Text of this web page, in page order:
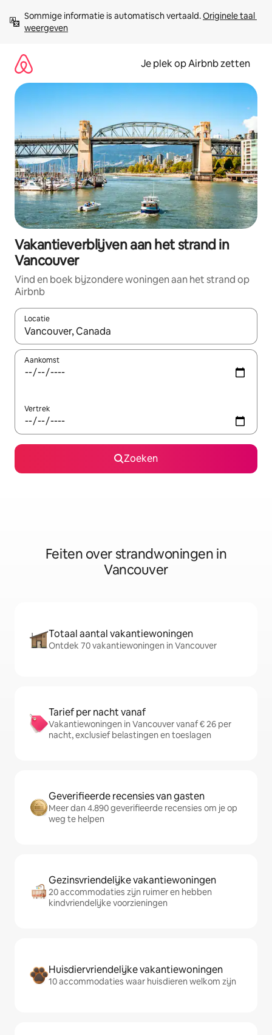
direct
naar
Sommige informatie is automatisch vertaald. Originele taal
weergeven
Je plek op Airbnb zetten
Vakantieverblijven aan het strand in
Vancouver
Vind en boek bijzondere woningen aan het strand op
Airbnb
Locatie
Wanneer er resultaten beschikbaar zijn, maak je een keuze
Aankomst
Vertrek
Zoeken
Feiten over strandwoningen in
Vancouver
Totaal aantal vakantiewoningen
Ontdek 70 vakantiewoningen in Vancouver
Tarief per nacht vanaf
Vakantiewoningen in Vancouver vanaf € 26 per
nacht, exclusief belastingen en toeslagen
Geverifieerde recensies van gasten
Meer dan 4.890 geverifieerde recensies om je op
weg te helpen
Gezinsvriendelijke vakantiewoningen
20 accommodaties zijn ruimer en hebben
kindvriendelijke voorzieningen
Huisdiervriendelijke vakantiewoningen
10 accommodaties waar huisdieren welkom zijn